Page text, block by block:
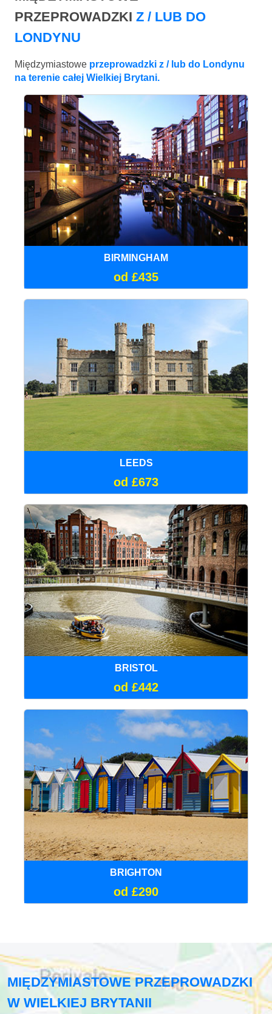
PRZEPROWADZKI Z / LUB DO
LONDYNU
Międzymiastowe przeprowadzki z / lub do Londynu
na terenie całej Wielkiej Brytani.
BIRMINGHAM
od £435
LEEDS
od £673
BRISTOL
od £442
BRIGHTON
od £290
MIĘDZYMIASTOWE PRZEPROWADZKI
W WIELKIEJ BRYTANII